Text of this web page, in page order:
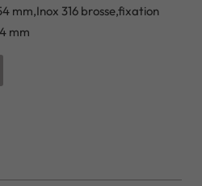
mm,Inox 316 brosse,fixation
mm